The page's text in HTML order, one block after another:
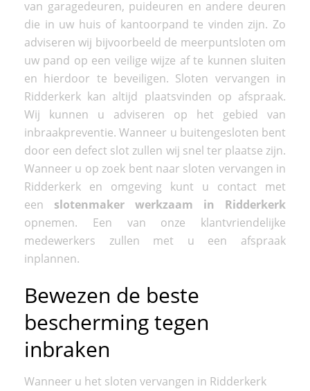
van garagedeuren, puideuren en andere deuren
die in uw huis of kantoorpand te vinden zijn. Zo
adviseren wij bijvoorbeeld de meerpuntsloten om
uw pand op een veilige wijze af te kunnen sluiten
en hierdoor te beveiligen. Sloten vervangen in
Ridderkerk kan altijd plaatsvinden op afspraak.
Wij kunnen u adviseren op het gebied van
inbraakpreventie. Wanneer u buitengesloten bent
door een defect slot zullen wij snel ter plaatse zijn.
Wanneer u op zoek bent naar sloten vervangen in
Ridderkerk en omgeving kunt u contact met
een slotenmaker werkzaam in Ridderkerk
opnemen. Een van onze klantvriendelijke
medewerkers zullen met u een afspraak
inplannen.
Bewezen de beste
bescherming tegen
inbraken
Wanneer u het sloten vervangen in Ridderkerk